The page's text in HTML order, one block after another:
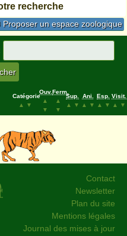
recherche
un espace zoologique
Catégorie
▲
▼
Ouv.
▲
▼
Ferm.
▲
▼
Sup.
▲
▼
Ani.
▲
▼
Esp.
▲
▼
Visit.
▲
▼
Contact
Newsletter
Plan du site
Mentions légales
Journal des mises à jour